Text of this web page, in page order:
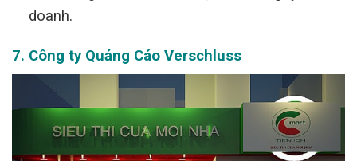
doanh.
7. Công ty Quảng Cáo Verschluss